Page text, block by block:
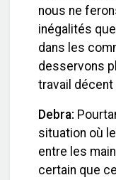
nous ne
inégalités
dans les
desservons
travail
Debra:
situation où
entre les
certain que